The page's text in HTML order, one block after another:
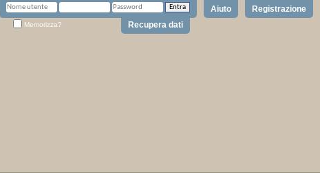
Registrazione
Aiuto
Memorizza? Recupera dati